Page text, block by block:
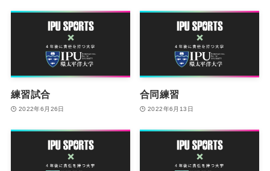
練習試合
2022年6月26日
合同練習
2022年6月13日